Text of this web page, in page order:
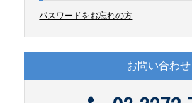
パスワードをお忘れの方
お問い合わせ